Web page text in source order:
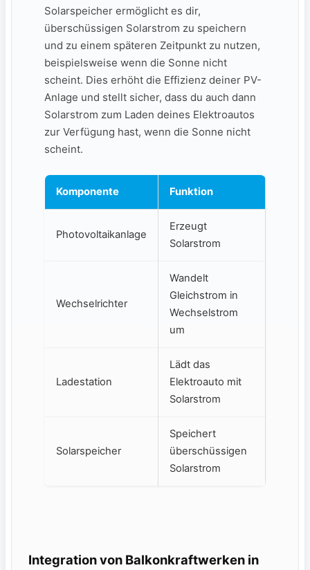
Solarspeicher⁣ ermöglicht es dir,
überschüssigen Solarstrom ⁢zu speichern
und⁣ zu einem späteren Zeitpunkt⁢ zu nutzen,⁤
beispielsweise ⁢wenn die Sonne nicht ​
scheint. Dies erhöht die‍ Effizienz deiner PV-
Anlage​ und stellt ‍sicher, dass ⁣du auch‌ dann
Solarstrom zum Laden deines Elektroautos
zur Verfügung‌ hast, wenn die Sonne ⁢nicht
scheint.
Komponente Funktion
Photovoltaikanlage
Erzeugt
Solarstrom
Wechselrichter
Wandelt
Gleichstrom in‍
Wechselstrom
um
Ladestation
Lädt ‍das
Elektroauto mit
‍Solarstrom
Solarspeicher
Speichert
überschüssigen
Solarstrom
Integration von Balkonkraftwerken in